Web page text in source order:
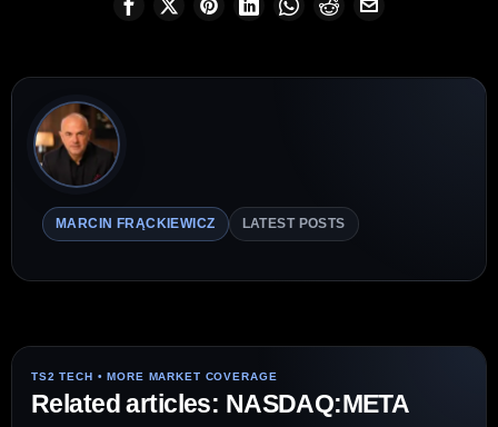
MARCIN FRĄCKIEWICZ LATEST POSTS
Related articles: NASDAQ:META